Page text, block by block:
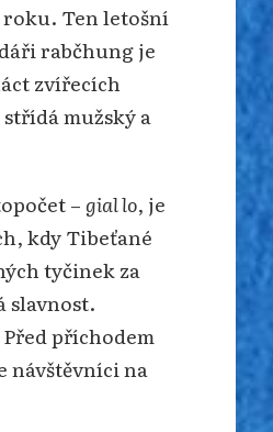
Ten letošní
rabčhung je
zvířecích
mužský a
–gial lo, je
kdy Tibeťané
tyčinek za
slavnost.
příchodem
návštěvníci na